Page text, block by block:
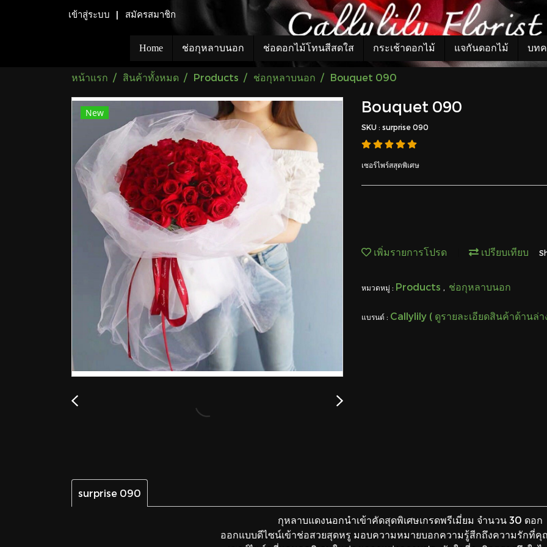
เข้าสู่ระบบ สมัครสมาชิก
Home ช่อกุหลาบนอก ช่อดอกไม้โทนสีสดใส กระเช้าดอกไม้ แจกันดอกไม้ บท
หน้าแรก สินค้าทั้งหมด Products ช่อกุหลาบนอก Bouquet 090
New Bouquet 090
SKU : surprise 090
เซอร์ไพร์สสุดพิเศษ
เพิ่มรายการโปรด เปรียบเทียบ
หมวดหมู่ : Products , ช่อกุหลาบนอก
แบรนด์ : Callylily ( ดูรายละเอียดสินค้าด้านล่า
surprise 090
กุหลาบแดงนอกนำเข้าคัดสุดพิเศษเกรดพรีเมี่ยม จำนวน 30 ดอก
ออกแบบดีไซน์เข้าช่อสวยสุดหรู มอบความหมายบอกความรู้สีกถึงความรักที่